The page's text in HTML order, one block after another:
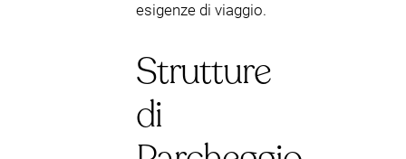
esigenze di viaggio.
Strutture
di